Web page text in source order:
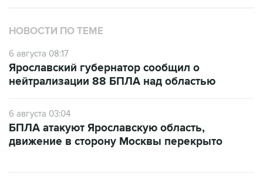
НОВОСТИ ПО ТЕМЕ
6 августа 08:17
Ярославский губернатор сообщил о
нейтрализации 88 БПЛА над областью
6 августа 03:04
БПЛА атакуют Ярославскую область,
движение в сторону Москвы перекрыто